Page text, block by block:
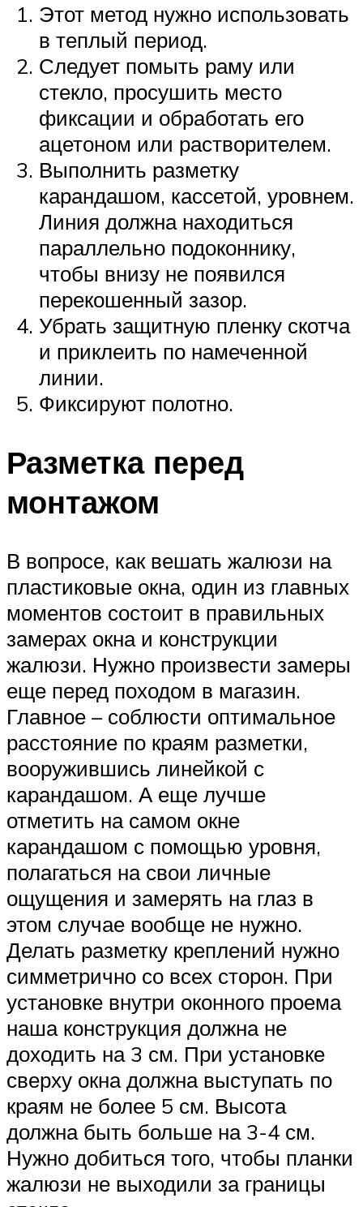
Этот метод нужно использовать
в теплый период.
Следует помыть раму или
стекло, просушить место
фиксации и обработать его
ацетоном или растворителем.
Выполнить разметку
карандашом, кассетой, уровнем.
Линия должна находиться
параллельно подоконнику,
чтобы внизу не появился
перекошенный зазор.
Убрать защитную пленку скотча
и приклеить по намеченной
линии.
Фиксируют полотно.
Разметка перед
монтажом
В вопросе, как вешать жалюзи на
пластиковые окна, один из главных
моментов состоит в правильных
замерах окна и конструкции
жалюзи. Нужно произвести замеры
еще перед походом в магазин.
Главное – соблюсти оптимальное
расстояние по краям разметки,
вооружившись линейкой с
карандашом. А еще лучше
отметить на самом окне
карандашом с помощью уровня,
полагаться на свои личные
ощущения и замерять на глаз в
этом случае вообще не нужно.
Делать разметку креплений нужно
симметрично со всех сторон. При
установке внутри оконного проема
наша конструкция должна не
доходить на 3 см. При установке
сверху окна должна выступать по
краям не более 5 см. Высота
должна быть больше на 3-4 см.
Нужно добиться того, чтобы планки
жалюзи не выходили за границы